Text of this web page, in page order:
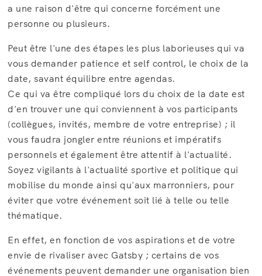
a une raison d'être qui concerne forcément une
personne ou plusieurs.
Peut être l'une des étapes les plus laborieuses qui va
vous demander patience et self control, le choix de la
date, savant équilibre entre agendas.
Ce qui va être compliqué lors du choix de la date est
d'en trouver une qui conviennent à vos participants
(collègues, invités, membre de votre entreprise) ; il
vous faudra jongler entre réunions et impératifs
personnels et également être attentif à l'actualité.
Soyez vigilants à l'actualité sportive et politique qui
mobilise du monde ainsi qu'aux marronniers, pour
éviter que votre événement soit lié à telle ou telle
thématique.
En effet, en fonction de vos aspirations et de votre
envie de rivaliser avec Gatsby ; certains de vos
événements peuvent demander une organisation bien